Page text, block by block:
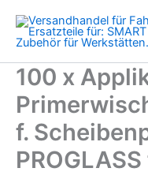
Inhalt
springen
100 x
f.